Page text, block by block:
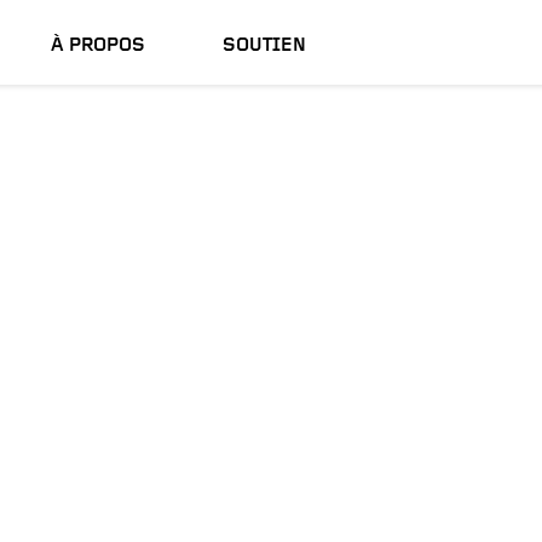
À PROPOS SOUTIEN